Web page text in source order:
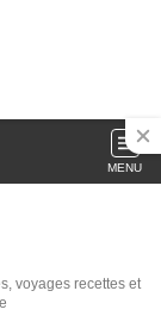
MENU
voyages recettes et